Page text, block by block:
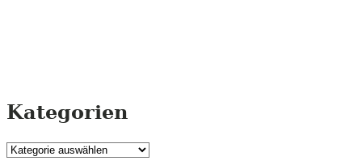
Kategorien
Kategorien